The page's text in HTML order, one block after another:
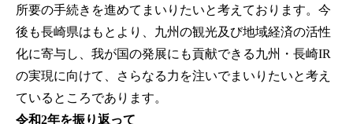
所要の手続きを進めてまいりたいと考えております。今
後も長崎県はもとより、九州の観光及び地域経済の活性
化に寄与し、我が国の発展にも貢献できる九州・長崎IR
の実現に向けて、さらなる力を注いでまいりたいと考え
ているところであります。
令和2年を振り返って